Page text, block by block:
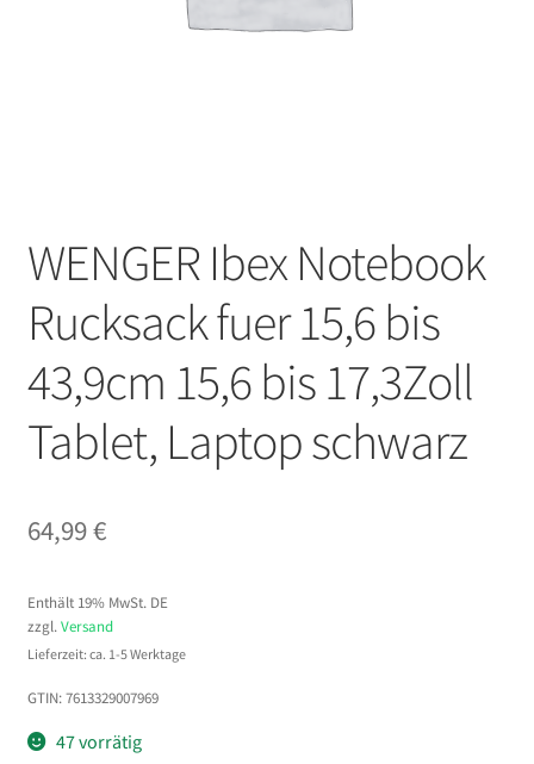
WENGER Ibex Notebook
Rucksack fuer 15,6 bis
43,9cm 15,6 bis 17,3Zoll
Tablet, Laptop schwarz
64,99€
Enthält 19% MwSt. DE
zzgl. Versand
Lieferzeit: ca. 1-5 Werktage
GTIN: 7613329007969
47 vorrätig